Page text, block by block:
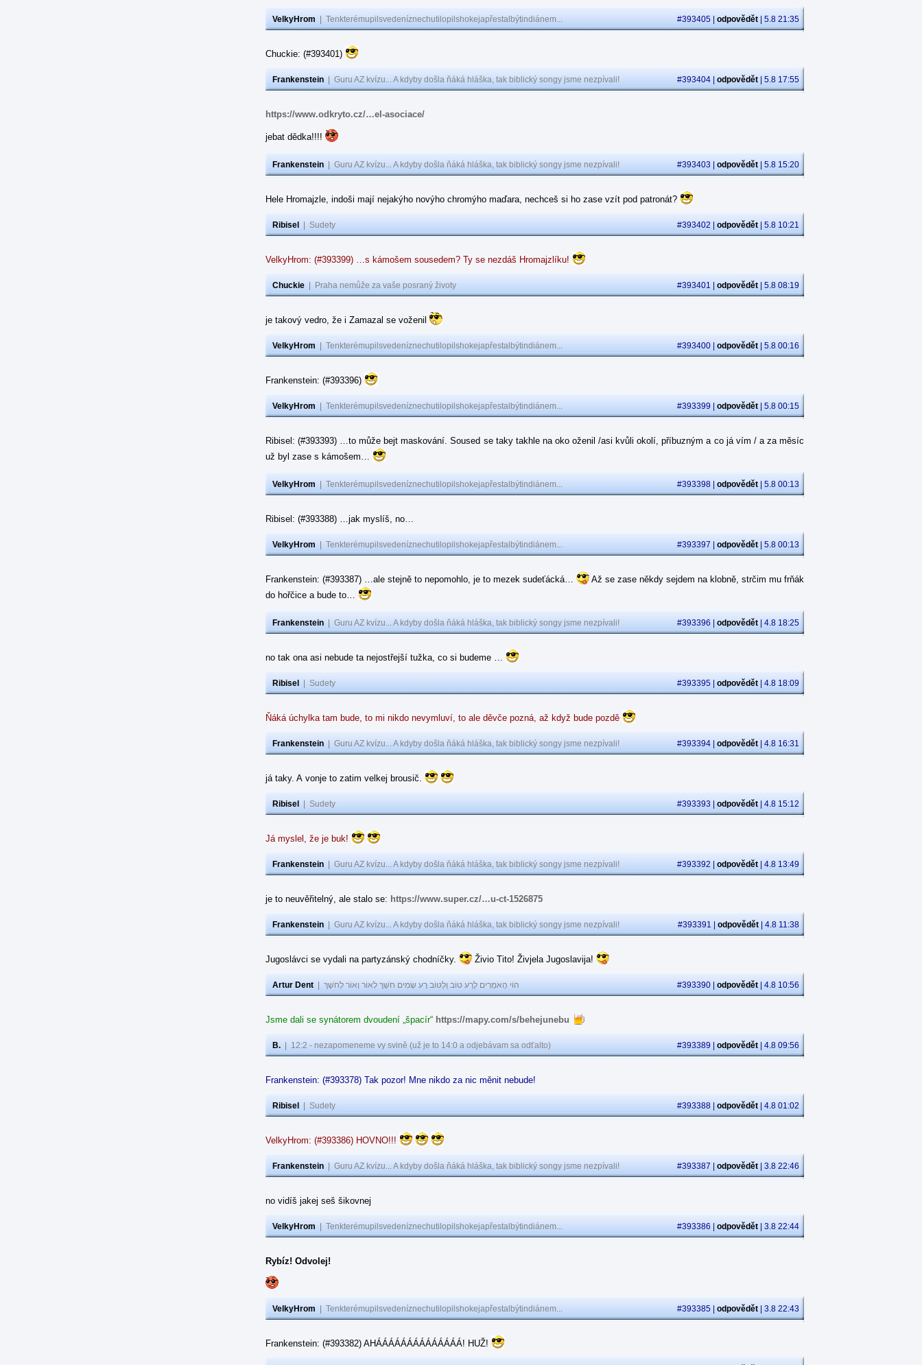
VelkyHrom Tenkterémupilsvedeníznechutilopilshokejapřestalbýtindiánem... #393405 | odpovědět | 5.8 21:35
Chuckie: (#393401)
Frankenstein Guru AZ kvízu... A kdyby došla ňáká hláška, tak biblický songy jsme nezpívali! #393404 | odpovědět | 5.8 17:55
https://www.odkryto.cz/…el-asociace/
jebat dědka!!!!
Frankenstein Guru AZ kvízu... A kdyby došla ňáká hláška, tak biblický songy jsme nezpívali! #393403 | odpovědět | 5.8 15:20
Hele Hromajzle, indoši mají nejakýho novýho chromýho maďara, nechceš si ho zase vzít pod patronát?
Ribisel Sudety #393402 | odpovědět | 5.8 10:21
VelkyHrom: (#393399) …s kámošem sousedem? Ty se nezdáš Hromajzlíku!
Chuckie Praha nemůže za vaše posraný životy #393401 | odpovědět | 5.8 08:19
je takový vedro, že i Zamazal se voženil
VelkyHrom Tenkterémupilsvedeníznechutilopilshokejapřestalbýtindiánem... #393400 | odpovědět | 5.8 00:16
Frankenstein: (#393396)
VelkyHrom Tenkterémupilsvedeníznechutilopilshokejapřestalbýtindiánem... #393399 | odpovědět | 5.8 00:15
Ribisel: (#393393) …to může bejt maskování. Soused se taky takhle na oko oženil /asi kvůli okolí, příbuzným a co já vím / a za měsíc
už byl zase s kámošem…
VelkyHrom Tenkterémupilsvedeníznechutilopilshokejapřestalbýtindiánem... #393398 | odpovědět | 5.8 00:13
Ribisel: (#393388) …jak myslíš, no…
VelkyHrom Tenkterémupilsvedeníznechutilopilshokejapřestalbýtindiánem... #393397 | odpovědět | 5.8 00:13
Frankenstein: (#393387) …ale stejně to nepomohlo, je to mezek sudeťácká…
Až se zase někdy sejdem na klobně, strčim mu frňák
do hořčice a bude to…
Frankenstein Guru AZ kvízu... A kdyby došla ňáká hláška, tak biblický songy jsme nezpívali! #393396 | odpovědět | 4.8 18:25
no tak ona asi nebude ta nejostřejší tužka, co si budeme …
Ribisel Sudety #393395 | odpovědět | 4.8 18:09
Ňáká úchylka tam bude, to mi nikdo nevymluví, to ale děvče pozná, až když bude pozdě
Frankenstein Guru AZ kvízu... A kdyby došla ňáká hláška, tak biblický songy jsme nezpívali! #393394 | odpovědět | 4.8 16:31
já taky. A vonje to zatim velkej brousič.
Ribisel Sudety #393393 | odpovědět | 4.8 15:12
Já myslel, že je buk!
Frankenstein Guru AZ kvízu... A kdyby došla ňáká hláška, tak biblický songy jsme nezpívali! #393392 | odpovědět | 4.8 13:49
je to neuvěřitelný, ale stalo se: https://www.super.cz/…u-ct-1526875
Frankenstein Guru AZ kvízu... A kdyby došla ňáká hláška, tak biblický songy jsme nezpívali! #393391 | odpovědět | 4.8 11:38
Jugoslávci se vydali na partyzánský chodníčky. Živio Tito! Živjela Jugoslavija!
Artur Dent הוֹי הָאֹמְרִים לָרַע טוֹב וְלַטּוֹב רָע שָׂמִים חֹשֶׁךְ לְאוֹר וְאוֹר לְחֹשֶׁךְ #393390 | odpovědět | 4.8 10:56
Jsme dali se synátorem dvoudení „špacír“ https://mapy.com/s/behejunebu
B. 12:2 - nezapomeneme vy svině (už je to 14:0 a odjebávam sa odťalto) #393389 | odpovědět | 4.8 09:56
Frankenstein: (#393378) Tak pozor! Mne nikdo za nic měnit nebude!
Ribisel Sudety #393388 | odpovědět | 4.8 01:02
VelkyHrom: (#393386) HOVNO!!!
Frankenstein Guru AZ kvízu... A kdyby došla ňáká hláška, tak biblický songy jsme nezpívali! #393387 | odpovědět | 3.8 22:46
no vidíš jakej seš šikovnej
VelkyHrom Tenkterémupilsvedeníznechutilopilshokejapřestalbýtindiánem... #393386 | odpovědět | 3.8 22:44
Rybíz! Odvolej!
VelkyHrom Tenkterémupilsvedeníznechutilopilshokejapřestalbýtindiánem... #393385 | odpovědět | 3.8 22:43
Frankenstein: (#393382) AHÁÁÁÁÁÁÁÁÁÁÁÁÁÁ! HUŽ!